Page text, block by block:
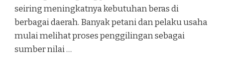
seiring meningkatnya kebutuhan beras di
berbagai daerah. Banyak petani dan pelaku usaha
mulai melihat proses penggilingan sebagai
sumber nilai …